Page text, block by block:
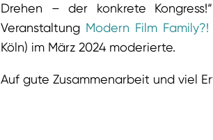
Drehen – der konkrete
Veranstaltung Modern Film
Köln) im März 2024 moderierte.
Auf gute Zusammenarbeit und viel